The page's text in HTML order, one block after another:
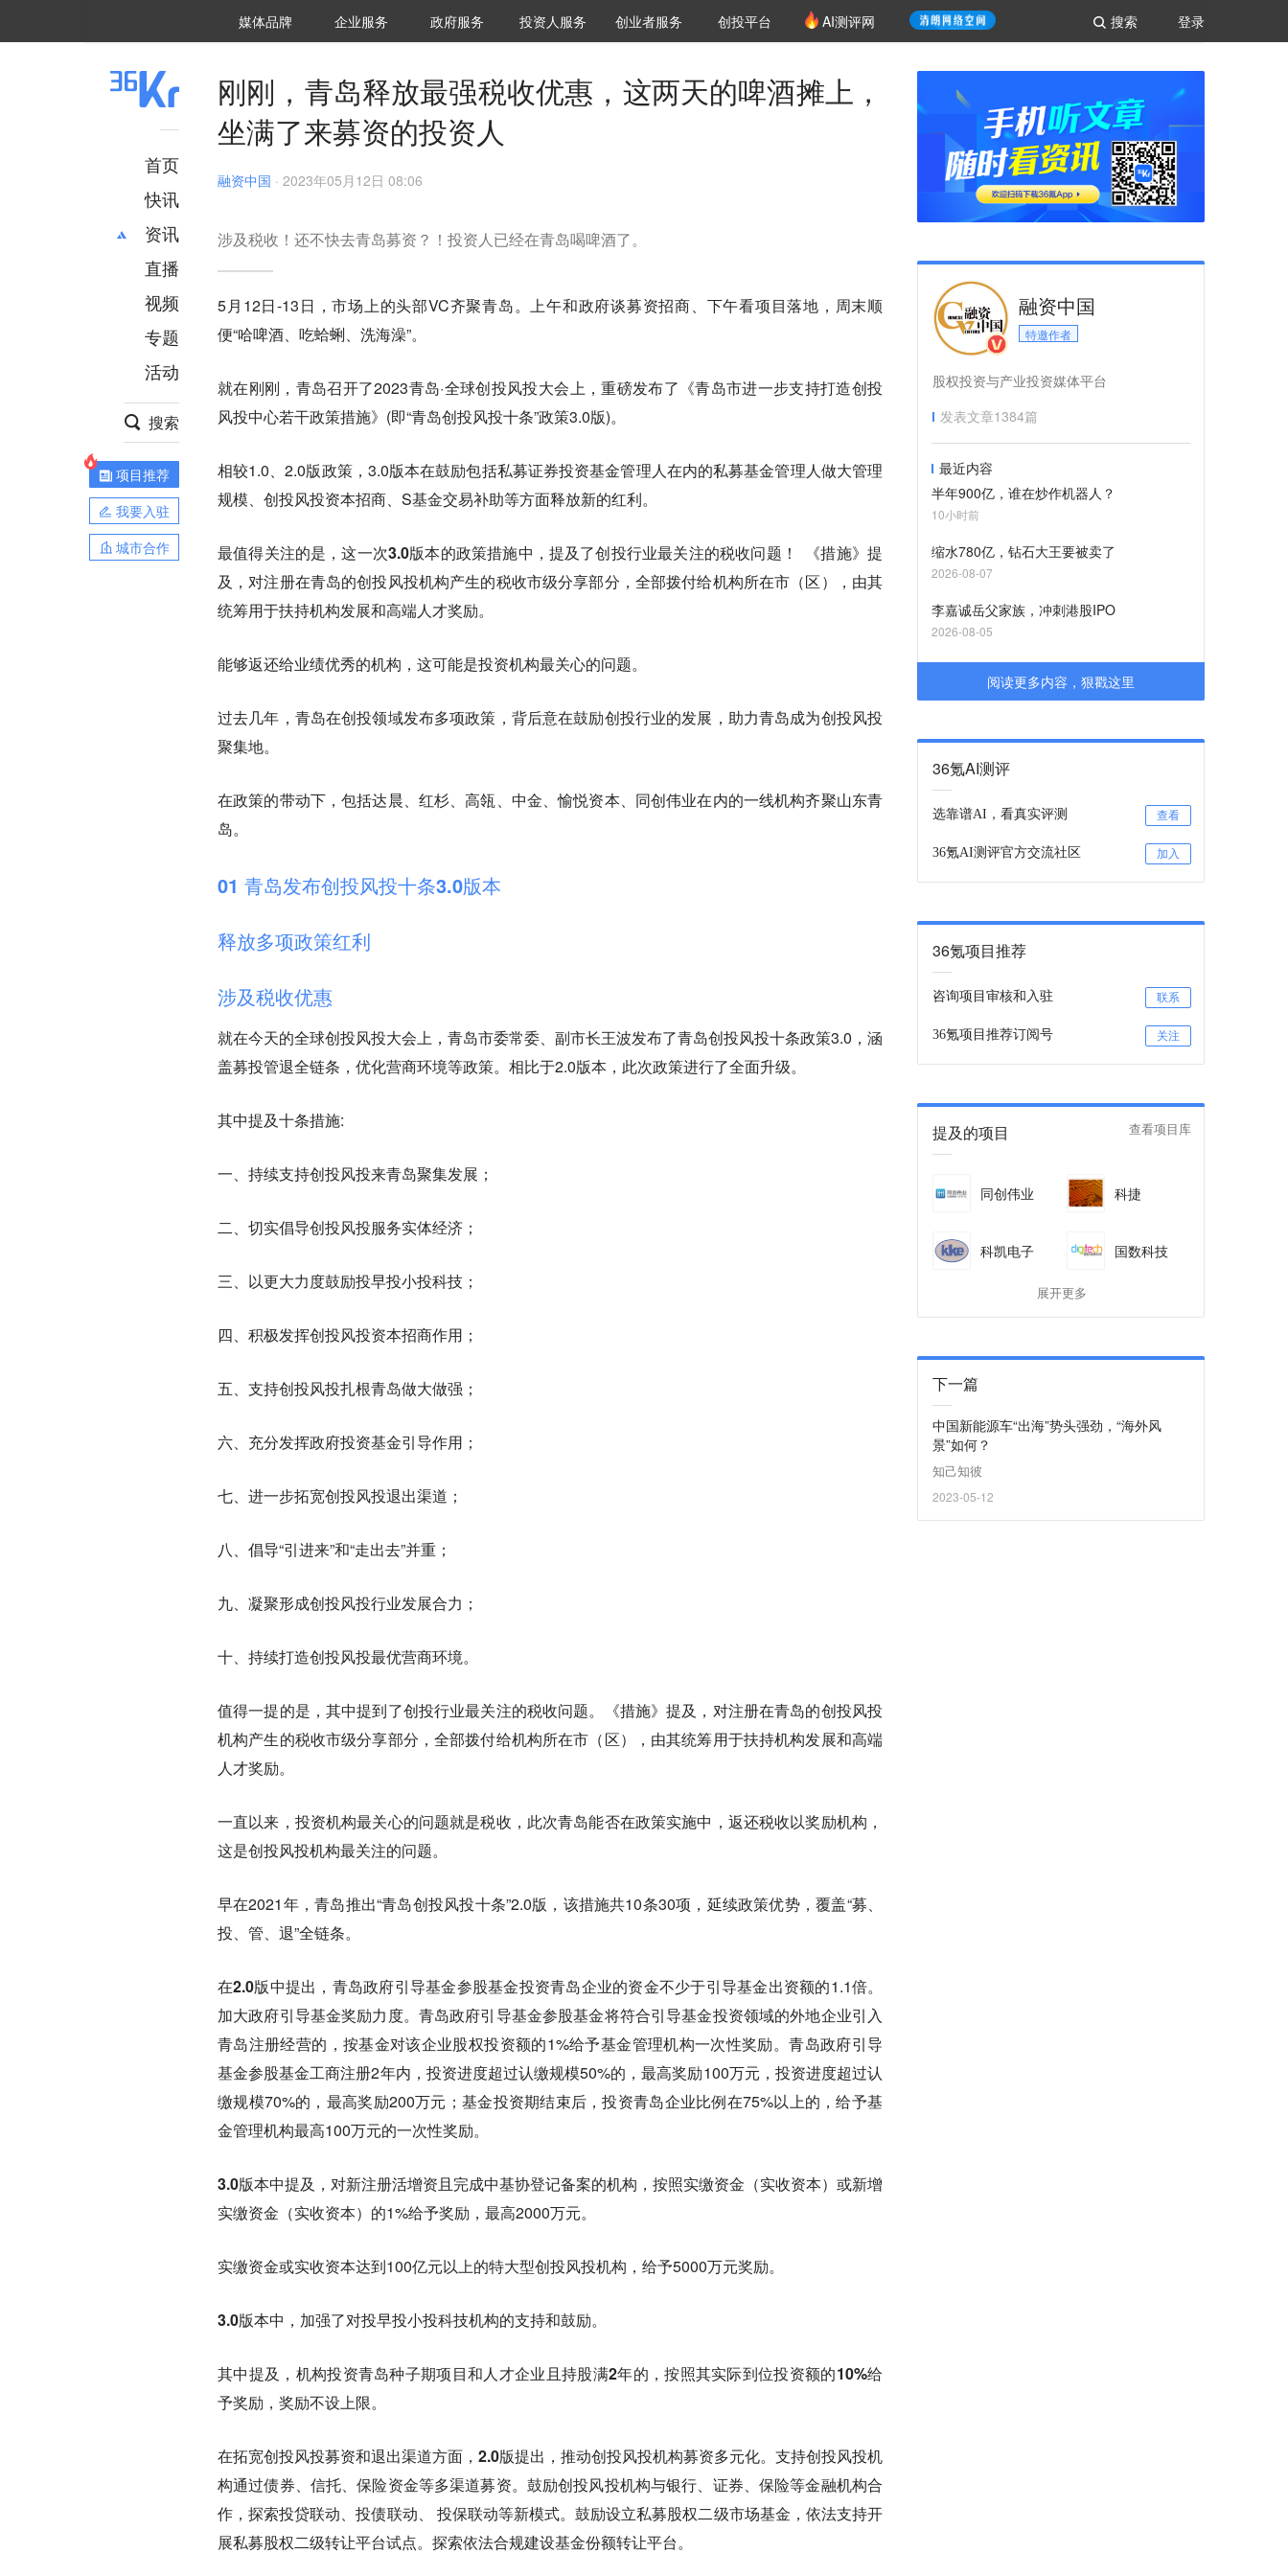
登录
搜索
媒体品牌 36Kr研究院
企业服务 城市之窗
政府服务 VClub投资机构库
投资机构职位推介
投资人服务 创投氪堂
创业者服务 创投平台 AI测评网
首页
快讯
资讯
推荐
财经
项目推荐
安徽
直播
视频
专题
活动
搜索
项目推荐
我要入驻
城市合作
刚刚，青岛释放最强税收优惠，这两天的啤酒摊上，
坐满了来募资的投资人
融资中国 · 2023年05月12日 08:06
​涉及税收！还不快去青岛募资？！投资人已经在青岛喝啤酒了。
5月12日-13日，市场上的头部VC齐聚青岛。上午和政府谈募资招商、下午看项目落地，周末顺
便“哈啤酒、吃蛤蜊、洗海澡”。
就在刚刚，青岛召开了2023青岛·全球创投风投大会上，重磅发布了《青岛市进一步支持打造创投
风投中心若干政策措施》(即“青岛创投风投十条”政策3.0版)。
相较1.0、2.0版政策，3.0版本在鼓励包括私募证券投资基金管理人在内的私募基金管理人做大管理
规模、创投风投资本招商、S基金交易补助等方面释放新的红利。
最值得关注的是，这一次3.0版本的政策措施中，提及了创投行业最关注的税收问题！
《措施》提
及，对注册在青岛的创投风投机构产生的税收市级分享部分，全部拨付给机构所在市（区），由其
统筹用于扶持机构发展和高端人才奖励。
能够返还给业绩优秀的机构，这可能是投资机构最关心的问题。
过去几年，青岛在创投领域发布多项政策，背后意在鼓励创投行业的发展，助力青岛成为创投风投
聚集地。
在政策的带动下，包括达晨、红杉、高瓴、中金、愉悦资本、同创伟业在内的一线机构齐聚山东青
岛。
01 青岛发布创投风投十条3.0版本
释放多项政策红利
涉及税收优惠
就在今天的全球创投风投大会上，青岛市委常委、副市长王波发布了青岛创投风投十条政策3.0，涵
盖募投管退全链条，优化营商环境等政策。相比于2.0版本，此次政策进行了全面升级。
其中提及十条措施:
一、持续支持创投风投来青岛聚集发展；
二、切实倡导创投风投服务实体经济；
三、以更大力度鼓励投早投小投科技；
四、积极发挥创投风投资本招商作用；
五、支持创投风投扎根青岛做大做强；
六、充分发挥政府投资基金引导作用；
七、进一步拓宽创投风投退出渠道；
八、倡导“引进来”和“走出去”并重；
九、凝聚形成创投风投行业发展合力；
十、持续打造创投风投最优营商环境。
值得一提的是，其中提到了创投行业最关注的税收问题。《措施》提及，对注册在青岛的创投风投
机构产生的税收市级分享部分，全部拨付给机构所在市（区），由其统筹用于扶持机构发展和高端
人才奖励。
一直以来，投资机构最关心的问题就是税收，此次青岛能否在政策实施中，返还税收以奖励机构，
这是创投风投机构最关注的问题。
早在2021年，青岛推出“青岛创投风投十条”2.0版，该措施共10条30项，延续政策优势，覆盖“募、
投、管、退”全链条。
在2.0版中提出， 青岛政府引导基金参股基金投资青岛企业的资金不少于引导基金出资额的1.1倍。
加大政府引导基金奖励力度。青岛政府引导基金参股基金将符合引导基金投资领域的外地企业引入
青岛注册经营的，按基金对该企业股权投资额的1%给予基金管理机构一次性奖励。青岛政府引导
基金参股基金工商注册2年内，投资进度超过认缴规模50%的，最高奖励100万元，投资进度超过认
缴规模70%的，最高奖励200万元；基金投资期结束后，投资青岛企业比例在75%以上的，给予基
金管理机构最高100万元的一次性奖励。
3.0版本中提及， 对新注册活增资且完成中基协登记备案的机构，按照实缴资金（实收资本）或新增
实缴资金（实收资本）的1%给予奖励，最高2000万元。
实缴资金或实收资本达到100亿元以上的特大型创投风投机构，给予5000万元奖励。
3.0版本中，加强了对投早投小投科技机构的支持和鼓励。
其中提及，机构投资青岛种子期项目和人才企业且持股满2年的，按照其实际到位投资额的10%给
予奖励，奖励不设上限。
在拓宽创投风投募资和退出渠道方面， 2.0版提出， 推动创投风投机构募资多元化。支持创投风投机
构通过债券、信托、保险资金等多渠道募资。鼓励创投风投机构与银行、证券、保险等金融机构合
作，探索投贷联动、投债联动、 投保联动等新模式。鼓励设立私募股权二级市场基金，依法支持开
展私募股权二级转让平台试点。探索依法合规建设基金份额转让平台。
融资中国
特邀作者
股权投资与产业投资媒体平台
发表文章1384篇
最近内容
半年900亿，谁在炒作机器人？
10小时前
缩水780亿，钻石大王要被卖了
2026-08-07
李嘉诚岳父家族，冲刺港股IPO
2026-08-05
阅读更多内容，狠戳这里
36氪AI测评
选靠谱AI，看真实评测 查看
36氪AI测评官方交流社区 加入
36氪项目推荐
咨询项目审核和入驻 联系
36氪项目推荐订阅号 关注
提及的项目 查看项目库
同创伟业 科捷
科凯电子 国数科技
展开更多
下一篇
中国新能源车“出海”势头强劲，“海外风
景”如何？
知己知彼
2023-05-12